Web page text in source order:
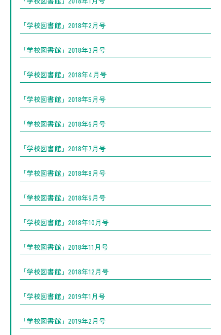
「学校図書館」2018年2月号
「学校図書館」2018年3月号
「学校図書館」2018年4月号
「学校図書館」2018年5月号
「学校図書館」2018年6月号
「学校図書館」2018年7月号
「学校図書館」2018年8月号
「学校図書館」2018年9月号
「学校図書館」2018年10月号
「学校図書館」2018年11月号
「学校図書館」2018年12月号
「学校図書館」2019年1月号
「学校図書館」2019年2月号